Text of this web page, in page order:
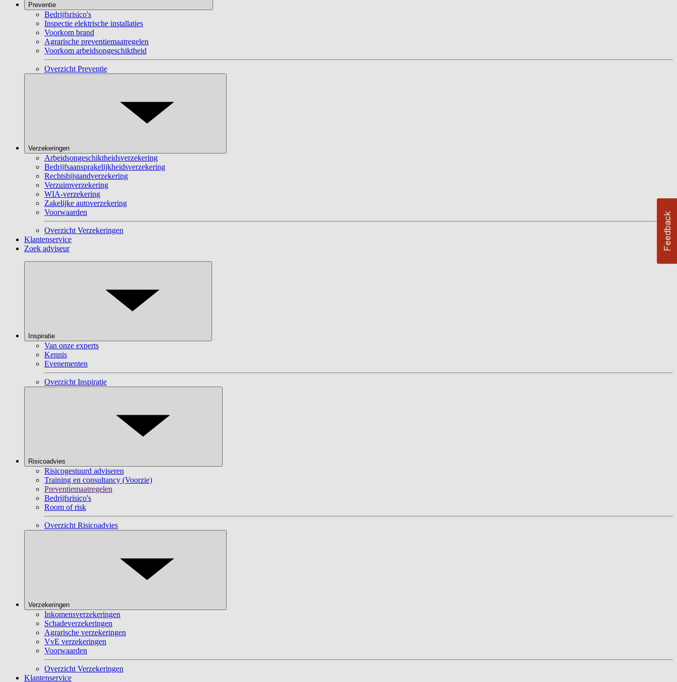
Preventie
Bedrijfsrisico's
Inspectie elektrische installaties
Voorkom brand
Agrarische preventiemaatregelen
Voorkom arbeidsongeschiktheid
Overzicht Preventie
Verzekeringen
Arbeidsongeschiktheidsverzekering
Bedrijfsaansprakelijkheidsverzekering
Rechtsbijstandverzekering
Verzuimverzekering
WIA-verzekering
Zakelijke autoverzekering
Voorwaarden
Overzicht Verzekeringen
Klantenservice
Zoek adviseur
Inspiratie
Van onze experts
Kennis
Evenementen
Overzicht Inspiratie
Risicoadvies
Risicogestuurd adviseren
Training en consultancy (Voorzie)
Preventiemaatregelen
Bedrijfsrisico's
Room of risk
Overzicht Risicoadvies
Verzekeringen
Inkomensverzekeringen
Schadeverzekeringen
Agrarische verzekeringen
VvE verzekeringen
Voorwaarden
Overzicht Verzekeringen
Klantenservice